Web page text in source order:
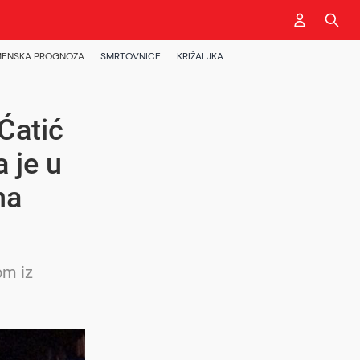
PROGNOZA SMRTOVNICE KRIŽALJKA
je u
iz